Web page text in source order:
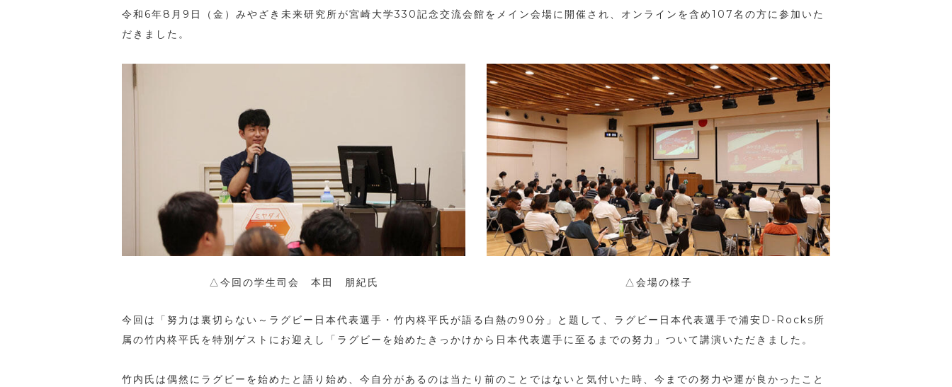
令和6年8月9日（金）みやざき未来研究所が宮崎大学330記念交流会館をメイン会場に開催され、オンラインを含め107名の方に参加いた
だきました。
△今回の学生司会 本田 朋紀氏 △会場の様子
今回は「努力は裏切らない～ラグビー日本代表選手・竹内柊平氏が語る白熱の90分」と題して、ラグビー日本代表選手で浦安D-Rocks所
属の竹内柊平氏を特別ゲストにお迎えし「ラグビーを始めたきっかけから日本代表選手に至るまでの努力」ついて講演いただきました。
竹内氏は偶然にラグビーを始めたと語り始め、今自分があるのは当たり前のことではないと気付いた時、今までの努力や運が良かったこと